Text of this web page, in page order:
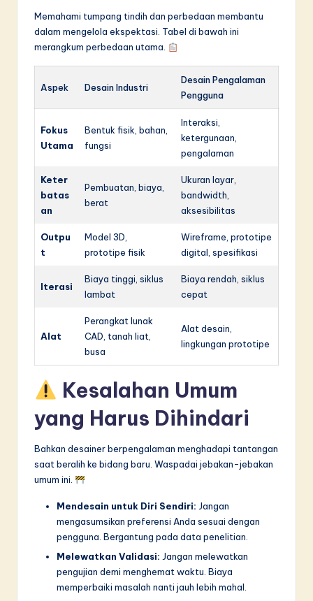
Memahami tumpang tindih dan perbedaan membantu
dalam mengelola ekspektasi. Tabel di bawah ini
merangkum perbedaan utama.
Aspek Desain Industri
Desain Pengalaman
Pengguna
Fokus
Utama
Bentuk fisik, bahan,
fungsi
Interaksi,
ketergunaan,
pengalaman
Keter
batas
an
Pembuatan, biaya,
berat
Ukuran layar,
bandwidth,
aksesibilitas
Outpu
t
Model 3D,
prototipe fisik
Wireframe, prototipe
digital, spesifikasi
Iterasi
Biaya tinggi, siklus
lambat
Biaya rendah, siklus
cepat
Alat
Perangkat lunak
CAD, tanah liat,
busa
Alat desain,
lingkungan prototipe
Kesalahan Umum
yang Harus Dihindari
Bahkan desainer berpengalaman menghadapi tantangan
saat beralih ke bidang baru. Waspadai jebakan-jebakan
umum ini.
Mendesain untuk Diri Sendiri: Jangan
mengasumsikan preferensi Anda sesuai dengan
pengguna. Bergantung pada data penelitian.
Melewatkan Validasi: Jangan melewatkan
pengujian demi menghemat waktu. Biaya
memperbaiki masalah nanti jauh lebih mahal.